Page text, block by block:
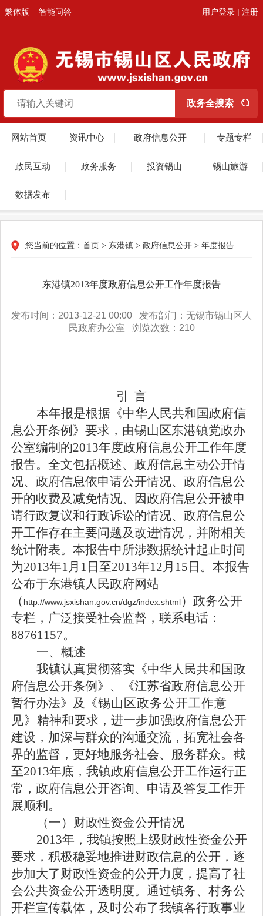
繁体版 智能问答 用户登录 | 注册
网站首页 资讯中心 政府信息公开 专题专栏
政民互动 政务服务 投资锡山 锡山旅游
数据发布
您当前的位置： 首页 > 东港镇 > 政府信息公开 > 年度报告
东港镇2013年度政府信息公开工作年度报告
发布时间：2013-12-21 00:00 发布部门：无锡市锡山区人
民政府办公室 浏览次数： 210
引
言
本年报是根据《中华人民共和国政府信
息公开条例》要求，由锡山区东港镇党政办
公室编制的2013年度政府信息公开工作年度
报告。全文包括概述、政府信息主动公开情
况、政府信息依申请公开情况、政府信息公
开的收费及减免情况、因政府信息公开被申
请行政复议和行政诉讼的情况、政府信息公
开工作存在主要问题及改进情况，并附相关
统计附表。本报告中所涉数据统计起止时间
为2013年1月 1 日至2013年12月 15 日。本报告
公布于东港镇人民政府网站
（ http://www.jsxishan.gov.cn/dgz/index.shtml）政务公开
专栏，广泛接受社会监督，联系电话：
88761157。
一、概述
我镇认真贯彻落实《中华人民共和国政
府信息公开条例》、《江苏省政府信息公开
暂行办法》及
《锡山区政务公开工作意
见》 精神和要求，进一步加强政府信息公开
建设，加深与群众的沟通交流，拓宽社会各
界的监督，更好地服务社会、服务群众。截
至2013年底，我镇政府信息公开工作运行正
常，政府信息公开咨询、申请及答复工作开
展顺利。
（一）财政性资金公开情况
2013年，我镇按照上级财政性资金公开
要求，积极稳妥地推进财政信息的公开，逐
步加大了财政性资金的公开力度，提高了社
会公共资金公开透明度。通过镇务、村务公
开栏宣传载体，及时公布了我镇各行政事业